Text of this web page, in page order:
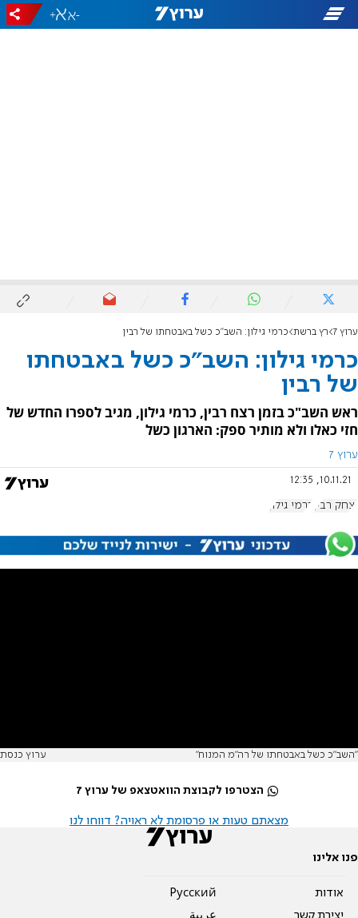
-
+
ערוץ 7 רץ ברשת כרמי גילון: השב"כ כשל באבטחתו של רבין
כרמי גילון: השב"כ כשל באבטחתו
של רבין
ראש השב"כ בזמן רצח רבין, כרמי גילון, מגיב לספרו החדש של
חזי כאלו ולא מותיר ספק: הארגון כשל
ערוץ 7
10.11.21, 12:35
יצחק רבין כרמי גילון
"השב"כ כשל באבטחתו של רה"מ המנוח" ערוץ כנסת
הצטרפו לקבוצת הוואטצאפ של ערוץ 7
מצאתם טעות או פרסומת לא ראויה? דווחו לנו
פנו אלינו
אודות
Pусский